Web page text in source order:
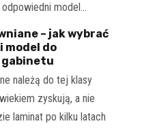
model…
– jak wybrać
model do
gabinetu
należą do tej klasy
zyskują, a nie
laminat po kilku latach